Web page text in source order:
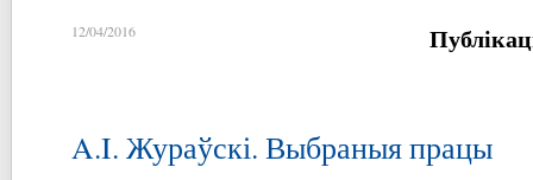
12/04/2016
A.I. Жураўскі. Выбраныя працы